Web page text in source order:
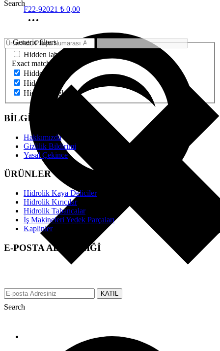
Search
F22-92021 ₺ 0,00
Search
Generic filters
Hidden label
Exact matches only
Hidden label
Hidden label
Hidden label
BİLGİ
Hakkımızda
Gizlilik Bildirimi
Yasal Çekince
ÜRÜNLER
Hidrolik Kaya Deliciler
Hidrolik Kırıcılar
Hidrolik Tabancalar
İş Makineleri Yedek Parçaları
Kaplinler
E-POSTA ABONELİĞİ
EFS üzerinden tüm gelişmeler hakkında anında bilgi almak için e-
KATIL
Made with ♥ by tbtcreative.com © 2019 efsgrup.com.tr All rights